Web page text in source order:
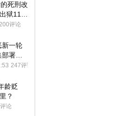
死刑改
狱11年
人家属
评论
新一轮
署，
247评论
龄贬
？
论